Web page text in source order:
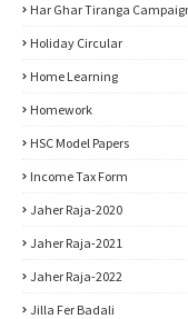
Har Ghar Tiranga
Holiday Circular
Home Learning
Homework
HSC Model Papers
Income Tax Form
Jaher Raja-2020
Jaher Raja-2021
Jaher Raja-2022
Jilla Fer Badali